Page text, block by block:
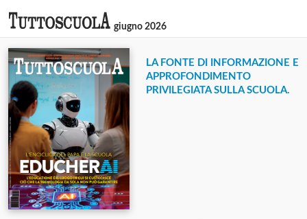
giugno 2026
LA FONTE DI INFORMAZIONE E
APPROFONDIMENTO
PRIVILEGIATA SULLA SCUOLA.